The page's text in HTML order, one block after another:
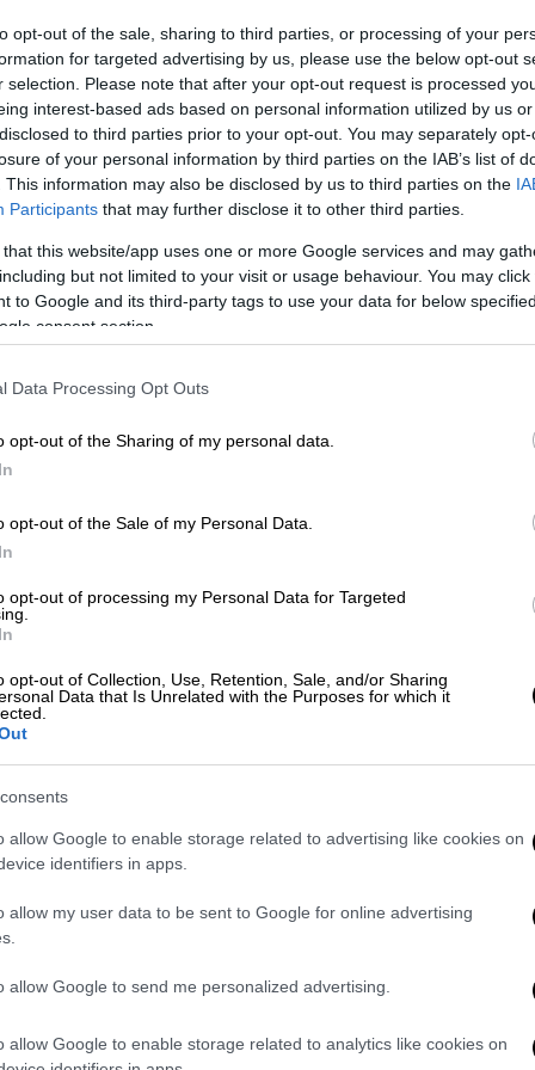
opt-out of the sale, sharing to third parties, or processing of your
for targeted advertising by us, please use the below opt-out
selection. Please note that after your opt-out request is processed
interest-based ads based on personal information utilized by us
to third parties prior to your opt-out. You may separately
of your personal information by third parties on the IAB’s list of
This information may also be disclosed by us to third parties on the
Participants that may further disclose it to other third parties.
that this website/app uses one or more Google services and may
but not limited to your visit or usage behaviour. You may
to Google and its third-party tags to use your data for below
consent section.
Data Processing Opt Outs
opt-out of the Sharing of my personal data.
opt-out of the Sale of my Personal Data.
opt-out of processing my Personal Data for Targeted
opt-out of Collection, Use, Retention, Sale, and/or Sharing
Data that Is Unrelated with the Purposes for which it
allow Google to enable storage related to advertising like cookies on
identifiers in apps.
allow my user data to be sent to Google for online advertising
allow Google to send me personalized advertising.
allow Google to enable storage related to analytics like cookies on
μεταμόσχευση - Πέταξε με σκάφος
αγωνιστής» - Αγώνας να βρεθεί
σύνδρομο Allagille
τη σοβαρότητα
Εντατικής Θεραπείας ήρθαν
συνεργασίαςμε την Ιταλία
το ιταλικό πανεπιστημιακό
του
«ηΕλληνική Πολεμική Αεροπορία
οικαιρικές συνθήκες ήταν
, από ώρα σε ώρα, της
ήτανπολύτιμες για τη ζωή
την
προσπάθεια - προσγειώθηκε στην